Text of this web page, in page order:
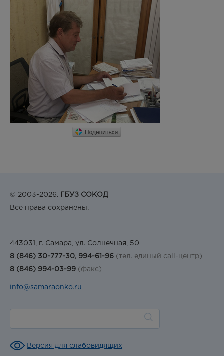
© 2003-2026. ГБУЗ СОКОД
Все права сохранены.
443031, г. Самара, ул. Солнечная, 50
8 (846) 30-777-30, 994-61-96 (тел. единый call-центр)
8 (846) 994-03-99 (факс)
info@samaraonko.ru
Версия для слабовидящих